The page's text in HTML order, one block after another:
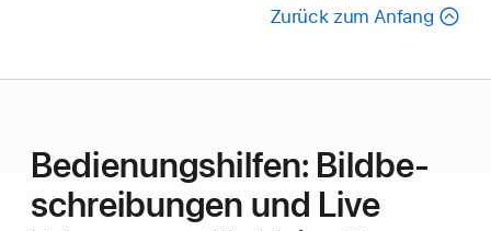
Zurück zum Anfang
Bedie­nungs­hilfen: Bild­be­
schrei­bungen und Live